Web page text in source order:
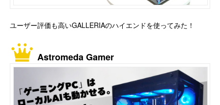
ユーザー評価も高いGALLERIAのハイエンドを使ってみた！
Astromeda Gamer